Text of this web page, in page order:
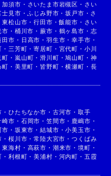
加須市 ・ さいたま市岩槻区 ・ さい
士見市 ・ふじみ野市 ・坂戸市 ・ さ
東松山市 ・行田市 ・飯能市 ・ さい
市 ・ 桶川市 ・蕨市 ・ 鶴ヶ島市 ・ 志
田市 ・ 日高市 ・ 羽生市 ・幸手市 ・
・ 三芳町 ・寄居町 ・ 宮代町 ・ 小川
町 ・ 嵐山町 ・滑川町 ・鳩山町 ・ 神
町 ・ 美里町 ・ 皆野町 ・横瀬町 ・ 長
・ひたちなか市 ・ 古河市 ・ 取手
崎市 ・ 石岡市 ・ 笠間市 ・ 鹿嶋市 ・
市 ・ 坂東市 ・結城市 ・小美玉市 ・
・桜川市 ・常陸大宮市 ・つくばみ
東海村 ・ 高萩市 ・ 潮来市 ・ 境町 ・
・利根町 ・美浦村 ・ 河内町 ・ 五霞